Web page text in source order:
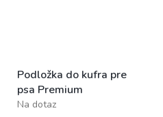
Podložka do kufra pre
psa Premium
Na dotaz